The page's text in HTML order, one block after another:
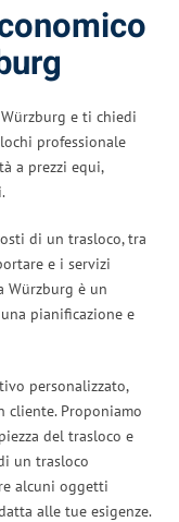
e ti chiedi
professionale
a prezzi equi,
di un trasloco, tra
e i servizi
Würzburg è un
pianificazione e
personalizzato,
cliente. Proponiamo
del trasloco e
un trasloco
alcuni oggetti
alle tue esigenze.